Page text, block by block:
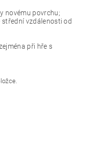
novému povrchu;
střední vzdálenosti od
při hře s